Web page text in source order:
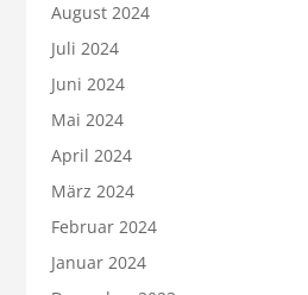
August 2024
Juli 2024
Juni 2024
Mai 2024
April 2024
März 2024
Februar 2024
Januar 2024